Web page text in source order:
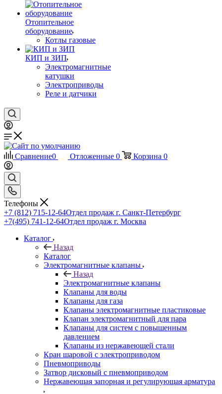
Отопительное
оборудование
Котлы газовые
КИП и ЗИП
Электромагнитные
катушки
Электроприводы
Реле и датчики
Сравнение0 Отложенные 0 Корзина 0
Телефоны
+7 (812) 715-12-64Отдел продаж г. Санкт-Петербург
+7(495) 741-12-64Отдел продаж г. Москва
Каталог
Назад
Каталог
Электромагнитные клапаны
Назад
Электромагнитные клапаны
Клапаны для воды
Клапаны для газа
Клапаны электромагнитные пластиковые
Клапан электромагнитный для пара
Клапаны для систем с повышенным
давлением
Клапаны из нержавеющей стали
Кран шаровой с электроприводом
Пневмоприводы
Затвор дисковый с пневмоприводом
Нержавеющая запорная и регулирующая арматура